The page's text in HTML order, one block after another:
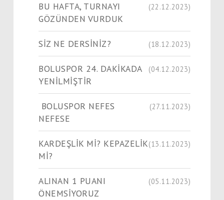
BU HAFTA, TURNAYI
GÖZÜNDEN VURDUK
(22.12.2023)
SİZ NE DERSİNİZ? (18.12.2023)
BOLUSPOR 24. DAKİKADA
YENİLMİŞTİR
(04.12.2023)
BOLUSPOR NEFES
NEFESE
(27.11.2023)
KARDEŞLİK Mİ? KEPAZELİK
Mİ?
(13.11.2023)
ALINAN 1 PUANI
ÖNEMSİYORUZ
(05.11.2023)